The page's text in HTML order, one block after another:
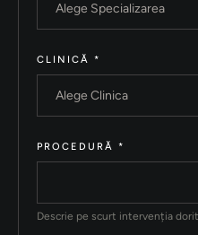
Alege Specializarea
CLINICĂ *
Alege Clinica
PROCEDURĂ *
Descrie pe scurt intervenția